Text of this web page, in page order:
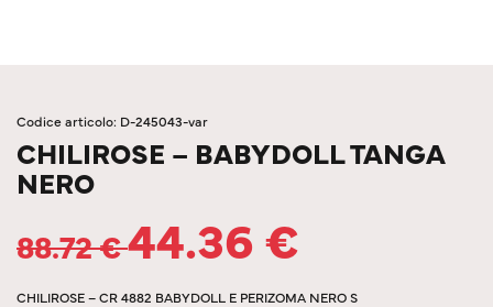
Codice articolo: D-245043-var
CHILIROSE – BABYDOLL TANGA
NERO
88.72€44.36€
CHILIROSE – CR 4882 BABYDOLL E PERIZOMA NERO S